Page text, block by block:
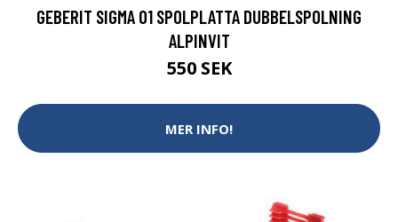
GEBERIT SIGMA 01 SPOLPLATTA DUBBELSPOLNING
ALPINVIT
550 SEK
MER INFO!